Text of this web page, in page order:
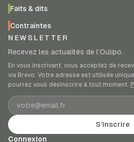
Faits & dits
Contraintes
NEWSLETTER
Recevez les actualités de l’Oulipo.
En vous inscrivant, vous acceptez de
via Brevo. Votre adresse est utilisée
pourrez vous désinscrire à tout moment.
Adresse e-mail
S’inscrire
Connexion